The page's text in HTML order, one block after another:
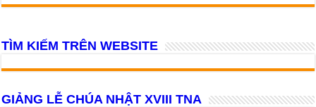
TÌM KIẾM TRÊN WEBSITE
GIẢNG LỄ CHÚA NHẬT XVIII TNA